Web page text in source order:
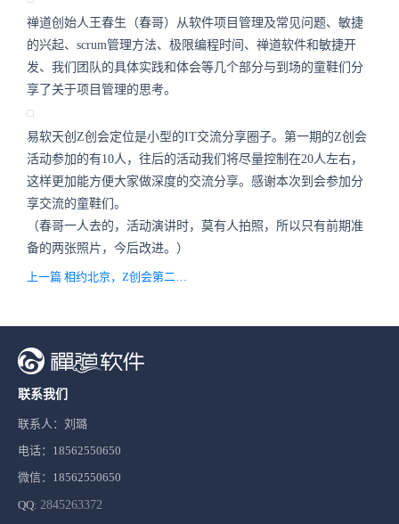
禅道创始人王春生（春哥）从软件项目管理及常见问题、敏捷
的兴起、scrum管理方法、极限编程时间、禅道软件和敏捷开
发、我们团队的具体实践和体会等几个部分与到场的童鞋们分
享了关于项目管理的思考。
易软天创Z创会定位是小型的IT交流分享圈子。第一期的Z创会
活动参加的有10人，往后的活动我们将尽量控制在20人左右，
这样更加能方便大家做深度的交流分享。感谢本次到会参加分
享交流的童鞋们。
（春哥一人去的，活动演讲时，莫有人拍照，所以只有前期准
备的两张照片，今后改进。）
上一篇 相约北京，Z创会第二期开始报名啦~
联系我们
联系人：刘璐
电话：18562550650
微信：18562550650
QQ: 2845263372